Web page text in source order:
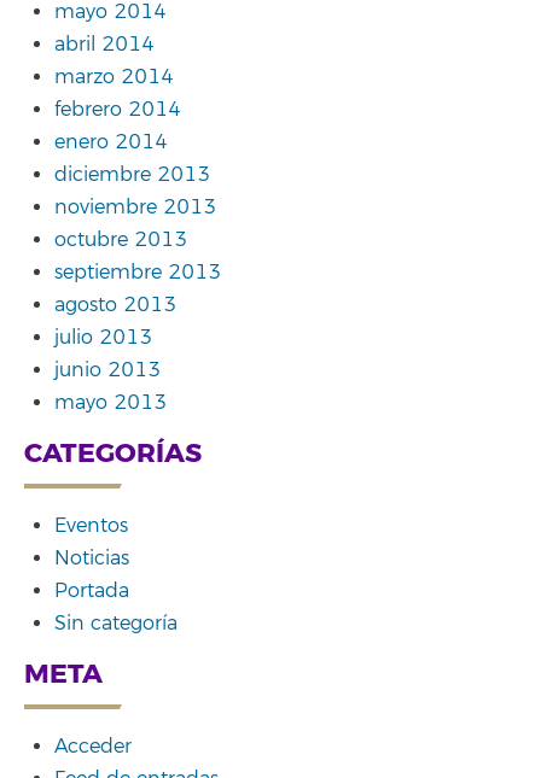
mayo 2014
abril 2014
marzo 2014
febrero 2014
enero 2014
diciembre 2013
noviembre 2013
octubre 2013
septiembre 2013
agosto 2013
julio 2013
junio 2013
mayo 2013
CATEGORÍAS
Eventos
Noticias
Portada
Sin categoría
META
Acceder